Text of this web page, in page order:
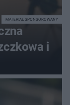
i
MATERIAŁ SPONSOROWANY